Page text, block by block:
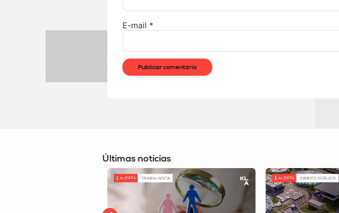
E-mail *
Últimas notícias